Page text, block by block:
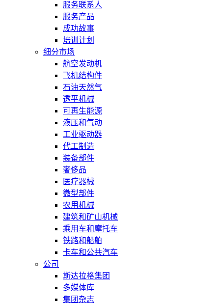
服务联系人
服务产品
成功故事
培训计划
细分市场
航空发动机
飞机结构件
石油天然气
透平机械
可再生能源
液压和气动
工业驱动器
代工制造
装备部件
奢侈品
医疗器械
微型部件
农用机械
建筑和矿山机械
乘用车和摩托车
铁路和船舶
卡车和公共汽车
公司
斯达拉格集团
多媒体库
集团杂志